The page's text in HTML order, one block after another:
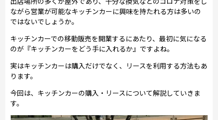
ながら営業が可能なキッチンカーに興味を持たれる方は多いの
ではないでしょうか。
キッチンカーでの移動販売を開業するにあたり、最初に気になる
のが『キッチンカーをどう手に入れるか』ですよね。
実はキッチンカーは購入だけでなく、リースを利用する方法もあ
ります。
今回は、キッチンカーの購入・リースについて解説していきま
す。